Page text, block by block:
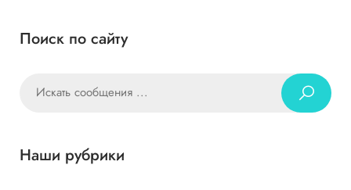
Поиск по сайту
Наши рубрики